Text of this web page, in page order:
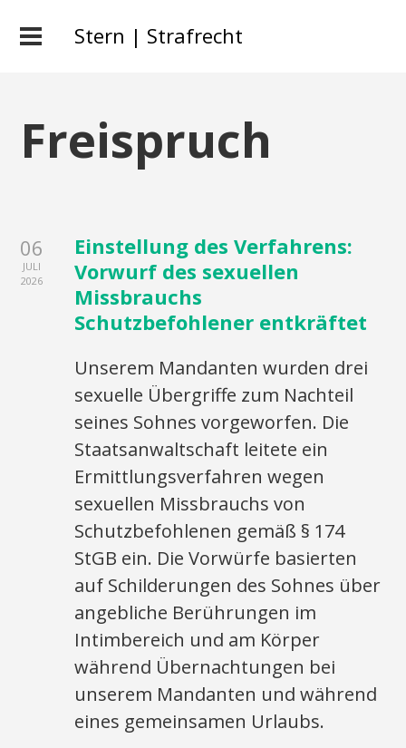
Stern | Strafrecht
Freispruch
06
JULI
2026
Einstellung des Verfahrens:
Vorwurf des sexuellen
Missbrauchs
Schutzbefohlener entkräftet
Unserem Mandanten wurden drei
sexuelle Übergriffe zum Nachteil
seines Sohnes vorgeworfen. Die
Staatsanwaltschaft leitete ein
Ermittlungsverfahren wegen
sexuellen Missbrauchs von
Schutzbefohlenen gemäß § 174
StGB ein. Die Vorwürfe basierten
auf Schilderungen des Sohnes über
angebliche Berührungen im
Intimbereich und am Körper
während Übernachtungen bei
unserem Mandanten und während
eines gemeinsamen Urlaubs.